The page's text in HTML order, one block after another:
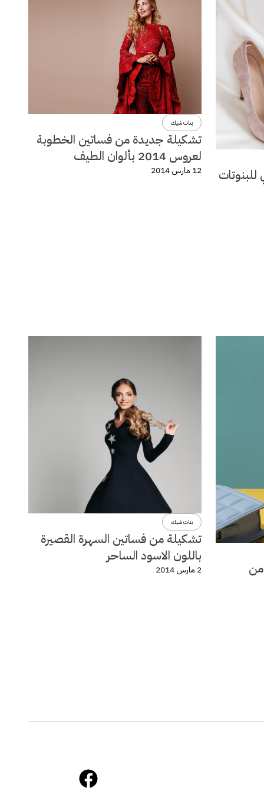
بنات شيك
تشكيلة جديدة من فساتين الخطوبة
لعروس 2014 بألوان الطيف
12 مارس 2014
وصيف 2014 من
بنات شيك
تشكيلة من فساتين السهرة القصيرة
باللون الاسود الساحر
2 مارس 2014